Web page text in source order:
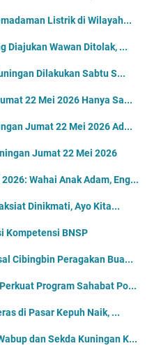
Listrik di Wilayah...
Diajukan Wawan Ditolak, ...
Dilakukan Sabtu S...
22 Mei 2026 Hanya Sa...
Jumat 22 Mei 2026 Ad...
Jumat 22 Mei 2026
Wahai Anak Adam, Eng...
Dinikmati, Ayo Kita...
Kompetensi BNSP
Cibingbin Peragakan Bua...
Program Sahabat Po...
di Pasar Kepuh Naik, ...
dan Sekda Kuningan K...